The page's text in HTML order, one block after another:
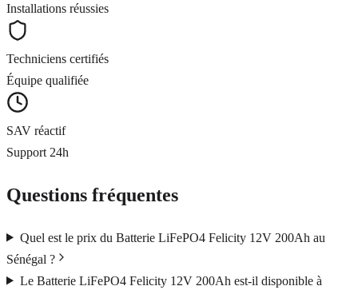
Installations réussies
Techniciens certifiés
Équipe qualifiée
SAV réactif
Support 24h
Questions fréquentes
Quel est le prix du Batterie LiFePO4 Felicity 12V 200Ah au
Sénégal ?
Le Batterie LiFePO4 Felicity 12V 200Ah est-il disponible à